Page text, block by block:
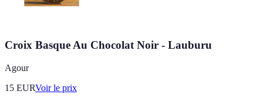
Croix Basque Au Chocolat Noir - Lauburu
Agour
15 EURVoir le prix